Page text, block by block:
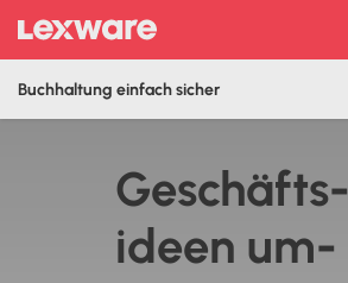
Buchhaltung einfach sicher
Geschäfts­
ideen um­